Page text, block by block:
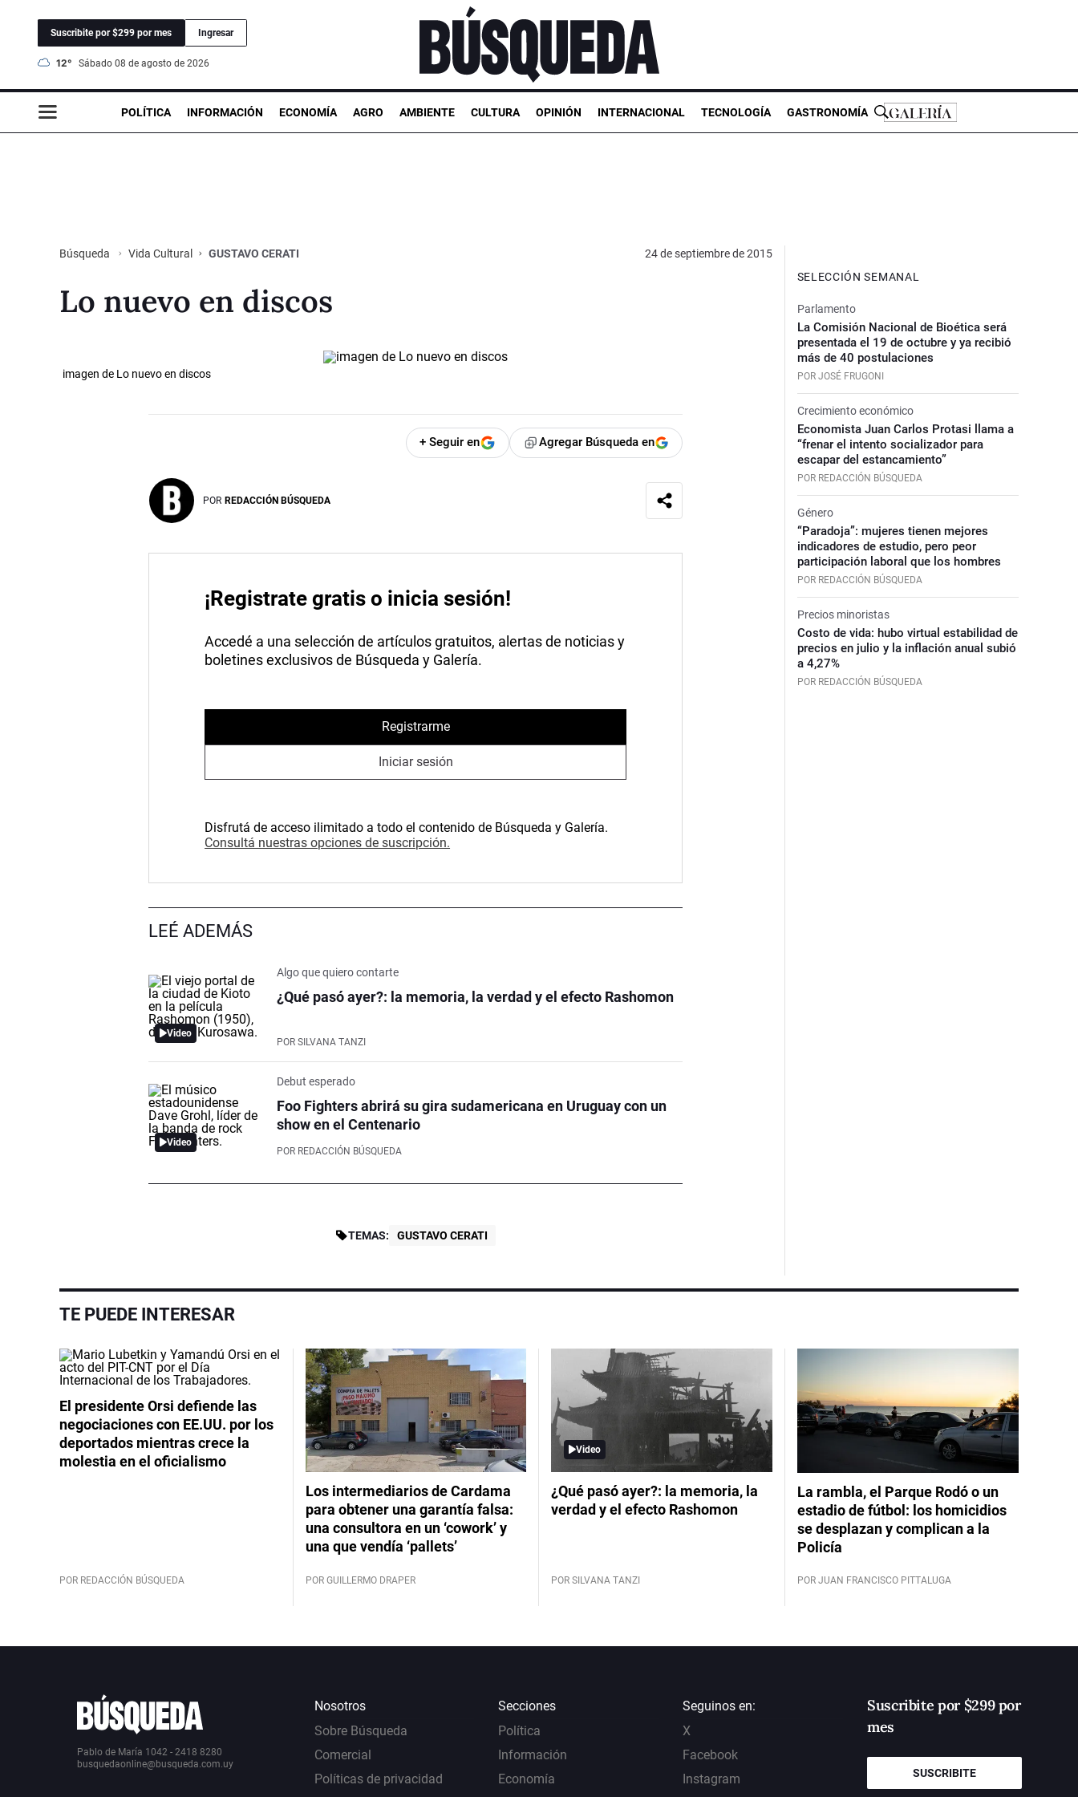
Suscribite por $299 por mes Ingresar
12° sábado 08 de agosto de 2026
POLÍTICA INFORMACIÓN ECONOMÍA AGRO AMBIENTE CULTURA OPINIÓN INTERNACIONAL TECNOLOGÍA GASTRONOMÍA
Búsqueda Vida Cultural GUSTAVO CERATI 24 de septiembre de 2015
Lo nuevo en discos
imagen de Lo nuevo en discos
+ Seguir en Agregar Búsqueda en
POR REDACCIÓN BÚSQUEDA
¡Registrate gratis o inicia sesión!
Accedé a una selección de artículos gratuitos, alertas de noticias y
boletines exclusivos de Búsqueda y Galería.
Registrarme
Iniciar sesión
Disfrutá de acceso ilimitado a todo el contenido de Búsqueda y Galería.
Consultá nuestras opciones de suscripción.
LEÉ ADEMÁS
Video
Algo que quiero contarte
¿Qué pasó ayer?: la memoria, la verdad y el efecto Rashomon
POR SILVANA TANZI
Video
Debut esperado
Foo Fighters abrirá su gira sudamericana en Uruguay con un
show en el Centenario
POR REDACCIÓN BÚSQUEDA
TEMAS: GUSTAVO CERATI
SELECCIÓN SEMANAL
Parlamento
La Comisión Nacional de Bioética será
presentada el 19 de octubre y ya recibió
más de 40 postulaciones
POR JOSÉ FRUGONI
Crecimiento económico
Economista Juan Carlos Protasi llama a
“frenar el intento socializador para
escapar del estancamiento”
POR REDACCIÓN BÚSQUEDA
Género
“Paradoja”: mujeres tienen mejores
indicadores de estudio, pero peor
participación laboral que los hombres
POR REDACCIÓN BÚSQUEDA
Precios minoristas
Costo de vida: hubo virtual estabilidad de
precios en julio y la inflación anual subió
a 4,27%
POR REDACCIÓN BÚSQUEDA
TE PUEDE INTERESAR
El presidente Orsi defiende las
negociaciones con EE.UU. por los
deportados mientras crece la
molestia en el oficialismo
POR REDACCIÓN BÚSQUEDA
Los intermediarios de Cardama
para obtener una garantía falsa:
una consultora en un ‘cowork’ y
una que vendía ‘pallets’
POR GUILLERMO DRAPER
Video
¿Qué pasó ayer?: la memoria, la
verdad y el efecto Rashomon
POR SILVANA TANZI
La rambla, el Parque Rodó o un
estadio de fútbol: los homicidios
se desplazan y complican a la
Policía
POR JUAN FRANCISCO PITTALUGA
Pablo de María 1042 - 2418 8280
busquedaonline@busqueda.com.uy
Nosotros
Sobre Búsqueda
Comercial
Políticas de privacidad
Secciones
Política
Información
Economía
Seguinos en:
X
Facebook
Instagram
Suscribite por $299 por
mes
SUSCRIBITE